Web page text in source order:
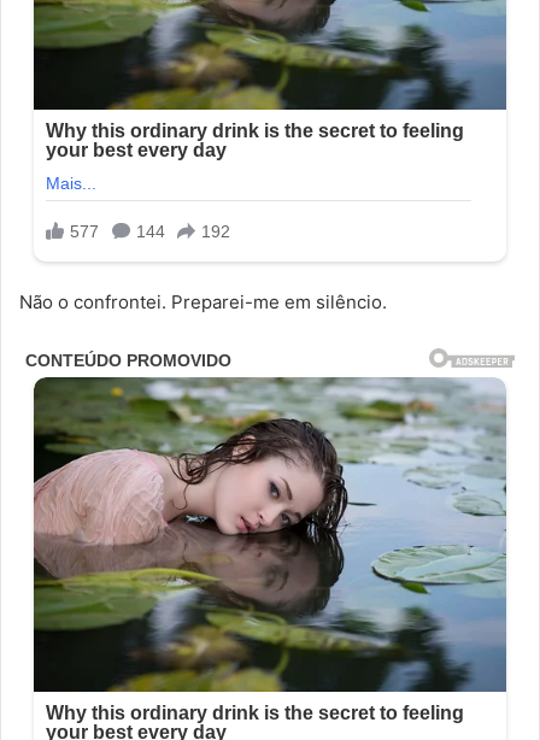
Não o confrontei. Preparei-me em silêncio.